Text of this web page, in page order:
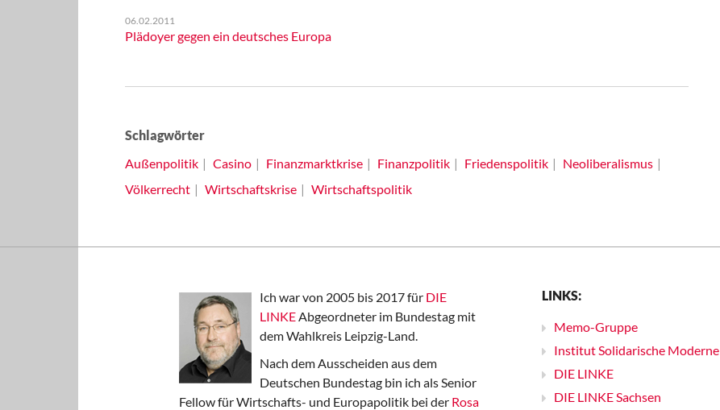
06.02.2011
Plädoyer gegen ein deutsches Europa
Schlagwörter
Außenpolitik
Casino Finanzmarktkrise Finanzpolitik Friedenspolitik
Neoliberalismus
Völkerrecht
Wirtschaftskrise Wirtschaftspolitik
Ich war von 2005 bis 2017 für DIE
LINKEAbgeordneter im Bundestag mit
dem Wahlkreis Leipzig-Land.
Nach dem Ausscheiden aus dem
Deutschen Bundestag bin ich als Senior
Fellow für Wirtschafts- und Europapolitik bei der Rosa
LINKS:
Memo-Gruppe
Institut Solidarische Moderne
DIE LINKE
DIE LINKE Sachsen